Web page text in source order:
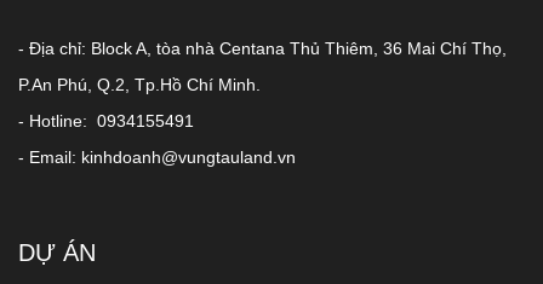
- Địa chỉ: Block A, tòa nhà Centana Thủ Thiêm, 36 Mai Chí Thọ,
P.An Phú, Q.2, Tp.Hồ Chí Minh.
- Hotline: 0934155491
- Email: kinhdoanh@vungtauland.vn
DỰ ÁN